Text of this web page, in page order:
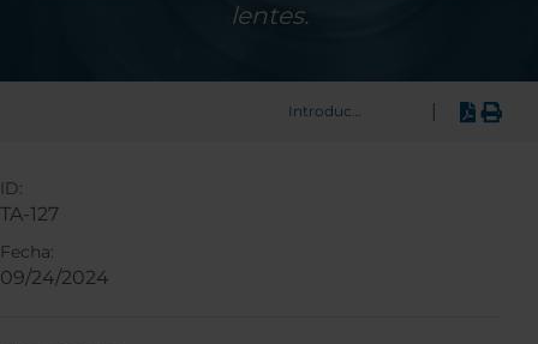
lentes.
Introducción
ID:
TA-127
Fecha:
09/24/2024